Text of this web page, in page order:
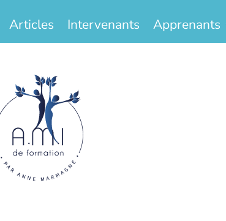
Articles Intervenants Apprenants